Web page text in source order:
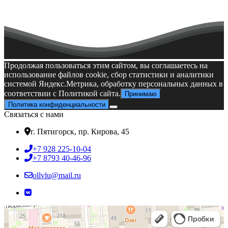
«Председатель совета обучающихся года»🤩🤩🤩 Поздравляем
Элеонору и желаем ей дальнейших успехов
Письмо солдату Первенство России
Продолжая пользоваться этим сайтом, вы соглашаетесь на
использование файлов cookie, сбор статистики и аналитики
системой Яндекс.Метрика, обработку персональных данных в
соответствии с Политикой сайта.
Принимаю
Политика конфиденциальности
Связаться с нами
г. Пятигорск, пр. Кирова, 45
+7 928 225-10-04
+7 8793 40-46-96
ollvlu@mail.ru